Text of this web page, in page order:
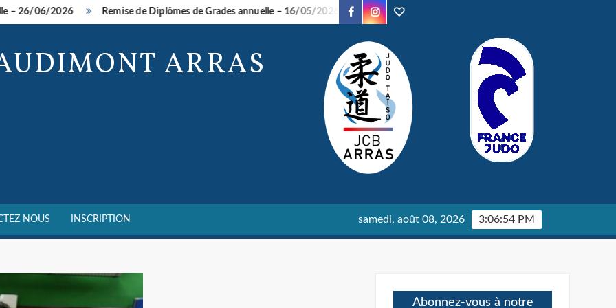
26/06/2026 Remise de Diplômes de Grades annuelle – 16/05/2026 Soirée Judo – 24/01/2026
FacebookInstagram
TikTok
ARRAS
NOUS INSCRIPTION 3:06:55 PM
samedi, août 08, 2026
Abonnez-vous à notre